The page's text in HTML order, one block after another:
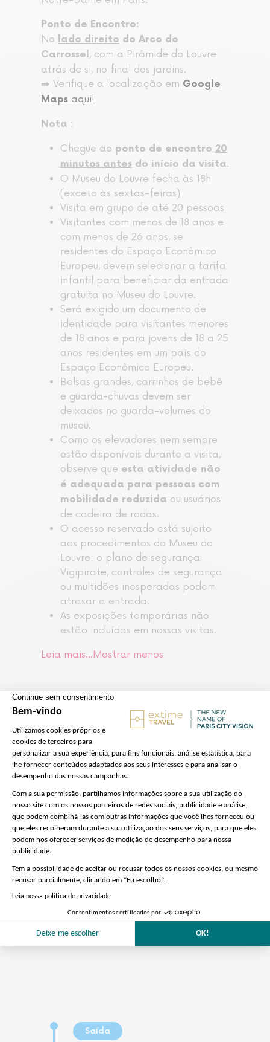
Ponto de Encontro:
No lado direito do Arco do
Carrossel, com a Pirâmide do Louvre
atrás de si, no final dos jardins.
➡️ Verifique a localização em Google
Maps aqui!
Nota :
Chegue ao ponto de encontro 20
minutos antes do início da visita.
O Museu do Louvre fecha às 18h
(exceto às sextas-feiras)
Visita em grupo de até 20 pessoas
Visitantes com menos de 18 anos e
com menos de 26 anos, se
residentes do Espaço Econômico
Europeu, devem selecionar a tarifa
infantil para beneficiar da entrada
gratuita no Museu do Louvre.
Será exigido um documento de
identidade para visitantes menores
de 18 anos e para jovens de 18 a 25
anos residentes em um país do
Espaço Econômico Europeu.
Bolsas grandes, carrinhos de bebê
e guarda-chuvas devem ser
deixados no guarda-volumes do
museu.
Como os elevadores nem sempre
estão disponíveis durante a visita,
observe que esta atividade não
é adequada para pessoas com
mobilidade reduzida ou usuários
de cadeira de rodas.
O acesso reservado está sujeito
aos procedimentos do Museu do
Louvre: o plano de segurança
Vigipirate, controles de segurança
ou multidões inesperadas podem
atrasar a entrada.
As exposições temporárias não
estão incluídas em nossas visitas.
Leia mais…Mostrar menos
O valor não inclui
O acesso às exposições
temporárias
O serviço de traslado de/para sua
residência/local de estadia
Preparação do tour
Nós cuidamos de tudo
Saída